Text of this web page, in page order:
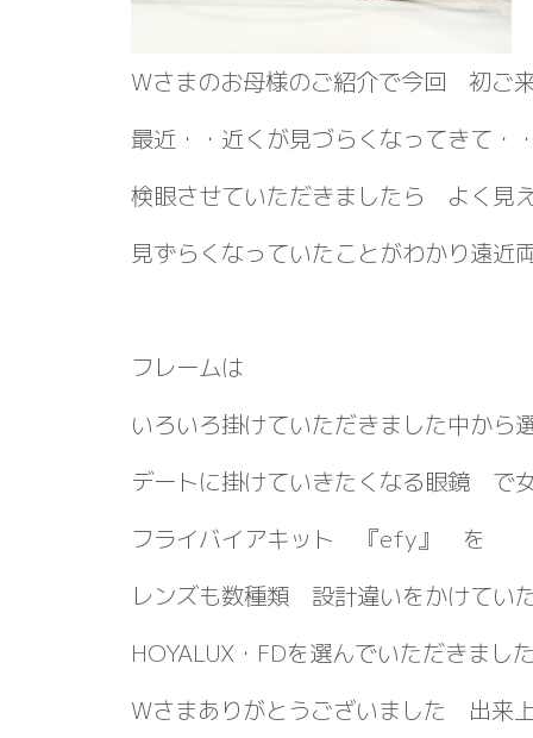
Wさまのお母様のご紹介で今回 初ご
最近・・近くが見づらくなってきて・
検眼させていただきましたら よく見
見ずらくなっていたことがわかり遠近
フレームは
いろいろ掛けていただきました中から
デートに掛けていきたくなる眼鏡 で
フライバイアキット 『efy』 を
レンズも数種類 設計違いをかけてい
HOYALUX・FDを選んでいただきまし
Wさまありがとうございました 出来